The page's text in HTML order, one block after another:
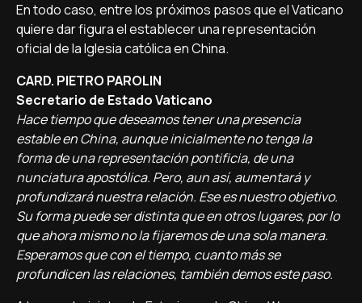
En todo caso, entre los próximos pasos que el Vaticano
quiere dar figura el establecer una representación
oficial de la Iglesia católica en China.
CARD. PIETRO PAROLIN
Secretario de Estado Vaticano
Hace tiempo que deseamos tener una presencia
estable en China, aunque inicialmente no tenga la
forma de una representación pontificia, de una
nunciatura apostólica. Pero, aun así, aumentará y
profundizará nuestra relación. Ese es nuestro objetivo.
Su forma puede ser distinta que en otros lugares, por lo
que ahora mismo no la fijaremos de una sola manera.
Esperamos que con el tiempo, cuanto más se
profundicen las relaciones, también demos este paso.